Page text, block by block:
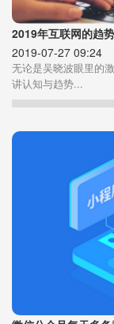
2019年互联网的趋
2019-07-27 09:24
无论是吴晓波眼里的
讲认知与趋势...